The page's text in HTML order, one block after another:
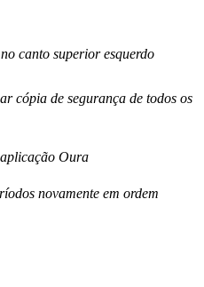
canto superior esquerdo
cópia de segurança de todos os
Oura
novamente em ordem